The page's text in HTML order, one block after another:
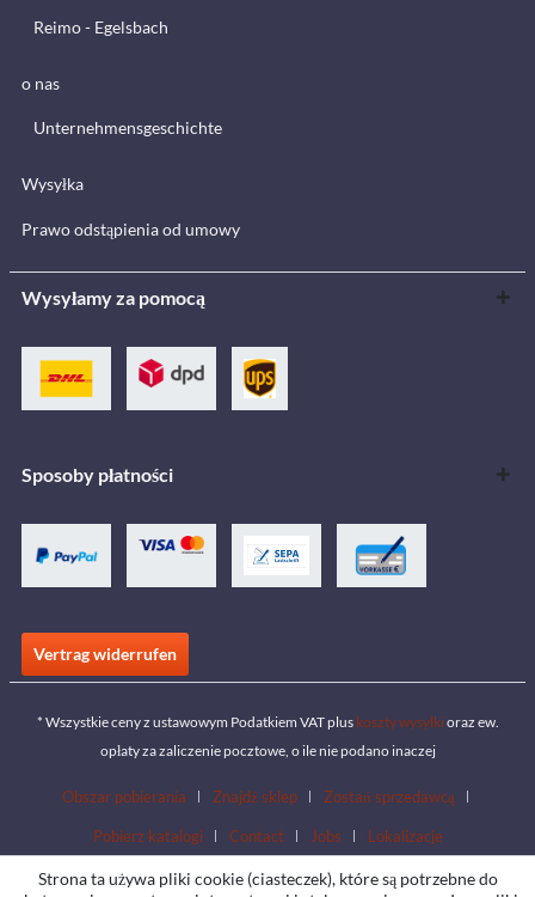
Reimo - Egelsbach
o nas
Unternehmensgeschichte
Wysyłka
Prawo odstąpienia od umowy
Wysyłamy za pomocą
Sposoby płatności
Vertrag widerrufen
* Wszystkie ceny z ustawowym Podatkiem VAT plus koszty wysyłki oraz ew.
opłaty za zaliczenie pocztowe, o ile nie podano inaczej
Obszar pobierania Znajdź sklep Zostań sprzedawcą
Pobierz katalogi Contact Jobs Lokalizacje
Strona ta używa pliki cookie (ciasteczek), które są potrzebne do